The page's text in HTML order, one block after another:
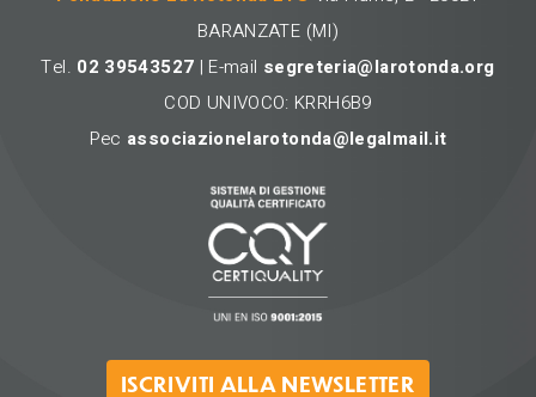
BARANZATE (MI)
Tel. 02 39543527 | E-mail segreteria@larotonda.org
COD UNIVOCO: KRRH6B9
Pec associazionelarotonda@legalmail.it
ISCRIVITI ALLA NEWSLETTER